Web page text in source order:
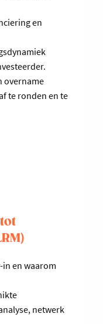
en
overname
te ronden en te
in en waarom
netwerk